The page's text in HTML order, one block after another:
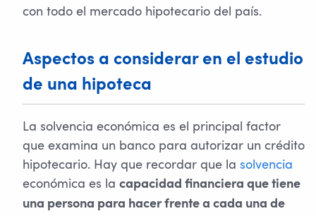
con todo el mercado hipotecario del país.
Aspectos a considerar en el estudio
de una hipoteca
La solvencia económica es el principal factor
que examina un banco para autorizar un crédito
hipotecario. Hay que recordar que la solvencia
económica es la capacidad financiera que tiene
una persona para hacer frente a cada una de